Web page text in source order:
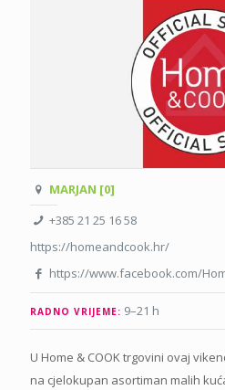
MARJAN [0]
+385 21 25 16 58
https://homeandcook.hr/
https://www.facebook.com/
RADNO VRIJEME: 9–21 h
U Home & COOK trgovini ovaj
na cjelokupan asortiman malih